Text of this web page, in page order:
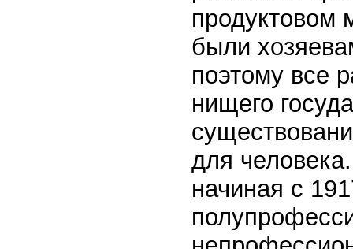
продуктовом
были
поэтому все
нищего
для
начиная с